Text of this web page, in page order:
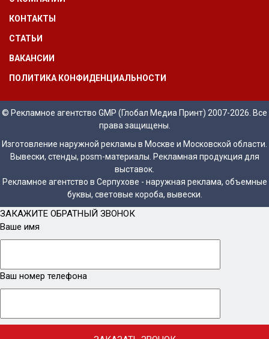
КОНТАКТЫ
СТАТЬИ
ВАКАНСИИ
ПОЛИТИКА КОНФИДЕНЦИАЛЬНОСТИ
© Рекламное агентство GMP (Глобал Медиа Принт) 2007-2026. Все
права защищены.
Изготовление наружной рекламы в Москве и Московской области.
Вывески, стенды, posm-материалы. Рекламная продукция для
выставок.
Рекламное агентство в Серпухове - наружная реклама, объемные
буквы, световые короба, вывески.
ЗАКАЖИТЕ ОБРАТНЫЙ ЗВОНОК
Ваше имя
Ваш номер телефона